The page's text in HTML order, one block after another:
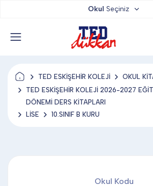
TED YAYINLARI
TED LOKUM
Okul Seçiniz
TED ESKİŞEHİR KOLEJİ
OKUL
TED ESKİŞEHİR KOLEJİ 2026-2027
DÖNEMİ DERS KİTAPLARI
LİSE
10.SINIF B KURU
Okul Kodu